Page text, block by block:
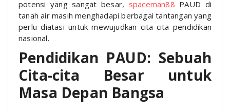
potensi yang sangat besar, spaceman88 PAUD di
tanah air masih menghadapi berbagai tantangan yang
perlu diatasi untuk mewujudkan cita-cita pendidikan
nasional.
Pendidikan PAUD: Sebuah
Cita-cita Besar untuk
Masa Depan Bangsa